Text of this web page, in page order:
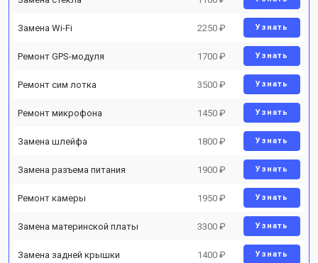
Замена Wi-Fi 2250 ₽ Узнать
Ремонт GPS-модуля 1700 ₽ Узнать
Ремонт сим лотка 3500 ₽ Узнать
Ремонт микрофона 1450 ₽ Узнать
Замена шлейфа 1800 ₽ Узнать
Замена разъема питания 1900 ₽ Узнать
Ремонт камеры 1950 ₽ Узнать
Замена материнской платы 3300 ₽ Узнать
Замена задней крышки 1400 ₽ Узнать